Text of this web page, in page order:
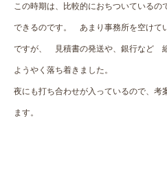
この時期は、比較的におちついている
できるのです。 あまり事務所を空けて
ですが、 見積書の発送や、銀行など
ようやく落ち着きました。
夜にも打ち合わせが入っているので、考
ます。